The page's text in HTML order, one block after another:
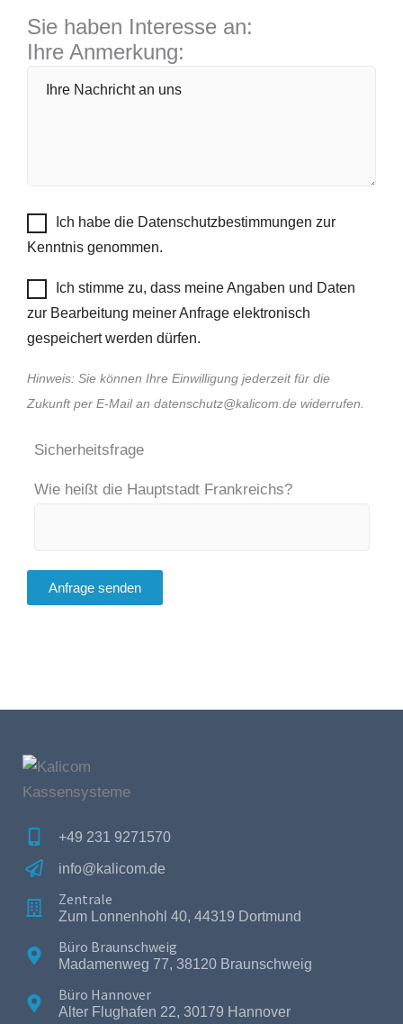
Sie haben Interesse an:
Ihre Anmerkung:
Ich habe die Datenschutzbestimmungen zur
Kenntnis genommen.
Ich stimme zu, dass meine Angaben und Daten
zur Bearbeitung meiner Anfrage elektronisch
gespeichert werden dürfen.
Hinweis: Sie können Ihre Einwilligung jederzeit für die
Zukunft per E-Mail an datenschutz@kalicom.de widerrufen.
Sicherheitsfrage
Wie heißt die Hauptstadt Frankreichs?
+49 231 9271570
info@kalicom.de
Zentrale
Zum Lonnenhohl 40, 44319 Dortmund
Büro Braunschweig
Madamenweg 77, 38120 Braunschweig
Büro Hannover
Alter Flughafen 22, 30179 Hannover